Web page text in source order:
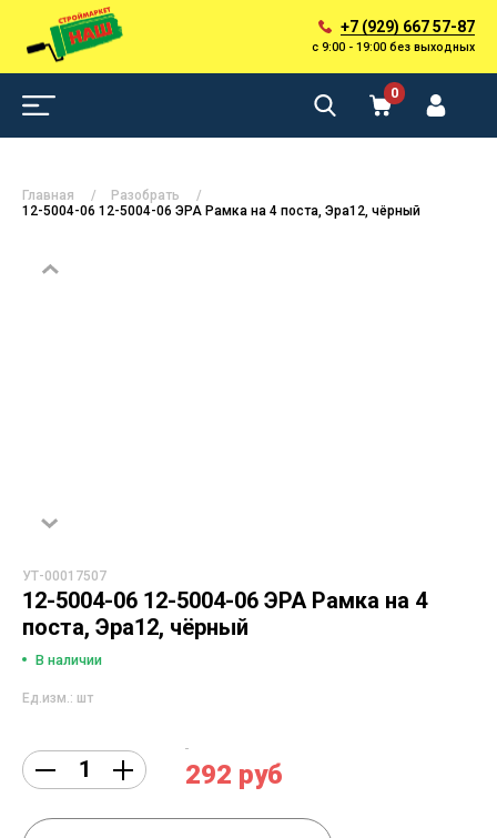
+7 (929) 667 57-87
с 9:00 - 19:00 без выходных
0
Главная
Разобрать
12-5004-06 12-5004-06 ЭРА Рамка на 4 поста, Эра12, чёрный
УТ-00017507
12-5004-06 12-5004-06 ЭРА Рамка на 4
поста, Эра12, чёрный
В наличии
Ед.изм.: шт
292 руб